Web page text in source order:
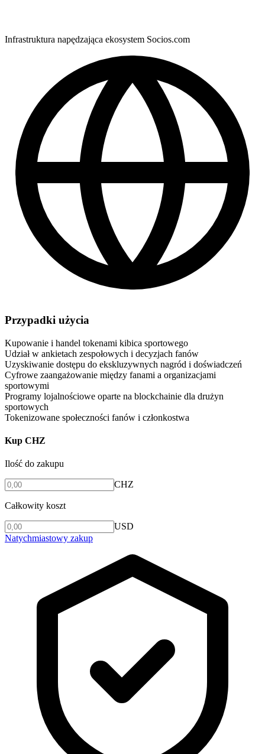
Infrastruktura napędzająca ekosystem Socios.com
Przypadki użycia
Kupowanie i handel tokenami kibica sportowego
Udział w ankietach zespołowych i decyzjach fanów
Uzyskiwanie dostępu do ekskluzywnych nagród i doświadczeń
Cyfrowe zaangażowanie między fanami a organizacjami
sportowymi
Programy lojalnościowe oparte na blockchainie dla drużyn
sportowych
Tokenizowane społeczności fanów i członkostwa
Kup CHZ
Ilość do zakupu
CHZ
Całkowity koszt
USD
Natychmiastowy zakup